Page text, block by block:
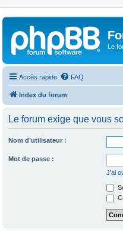
Le
Accès rapide FAQ
Index du forum
Le forum exige que vous
Nom d’utilisateur :
Mot de passe :
J’ai